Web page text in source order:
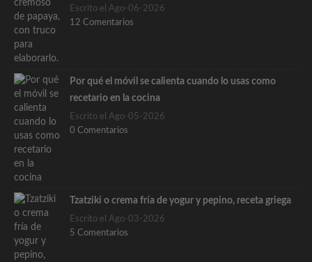
Escrito el Ago-06-2026
12 Comentarios
Por qué el móvil se calienta cuando lo usas como
recetario en la cocina
Escrito el Ago-05-2026
0 Comentarios
Tzatziki o crema fría de yogur y pepino, receta griega
Escrito el Ago-03-2026
5 Comentarios